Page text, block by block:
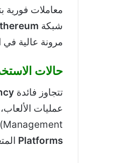
معاملات فورية
شبكة
مرونة عالية في
حالات
تتجاوز فائدة
Management). كما أن نظام الرمزين
Platforms